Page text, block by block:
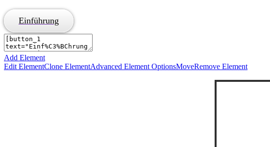
Einführung
Add Element
Edit ElementClone ElementAdvanced Element OptionsMoveRemove Element